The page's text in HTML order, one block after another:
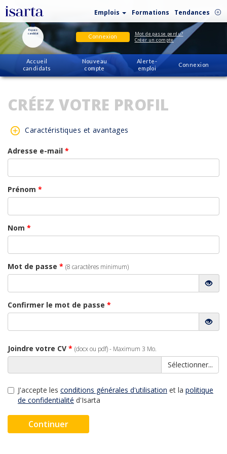
Emplois Formations Tendances
Espace
candidat
Connexion
Mot de passe perdu?
Créer un compte
Accueil
candidats
Nouveau
compte
Alerte-
emploi
Connexion
CRÉEZ VOTRE PROFIL
Caractéristiques et avantages
Adresse e-mail *
Prénom *
Nom *
Mot de passe * (8 caractères minimum)
Confirmer le mot de passe *
Joindre votre CV * (docx ou pdf) - Maximum 3 Mo.
Sélectionner...
J'accepte les conditions générales d'utilisation et la politique
de confidentialité d'Isarta
Continuer